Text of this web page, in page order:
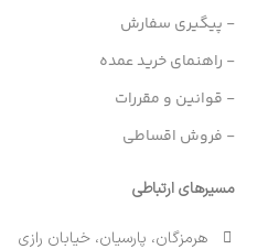
- پیگیری سفارش
- راهنمای خرید عمده
- قوانین و مقررات
- فروش اقساطی
مسیرهای ارتباطی
هرمزگان، پارسیان، خیابان رازی